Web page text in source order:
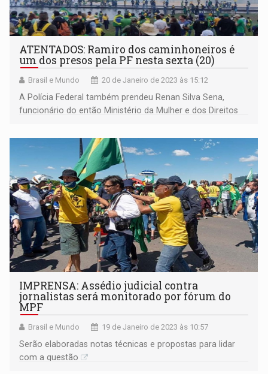
ATENTADOS: Ramiro dos caminhoneiros é
um dos presos pela PF nesta sexta (20)
Brasil e Mundo 20 de Janeiro de 2023 às 15:12
A Polícia Federal também prendeu Renan Silva Sena,
funcionário do então Ministério da Mulher e dos Direitos
IMPRENSA: Assédio judicial contra
jornalistas será monitorado por fórum do
MPF
Brasil e Mundo 19 de Janeiro de 2023 às 10:57
Serão elaboradas notas técnicas e propostas para lidar
com a questão